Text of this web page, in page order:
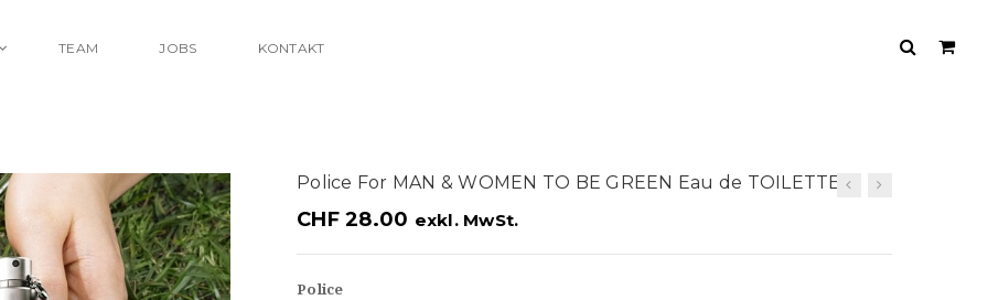
TEAM JOBS KONTAKT
Police For MAN & WOMEN TO BE GREEN Eau de TOILETTE
CHF28.00 exkl. MwSt.
Police